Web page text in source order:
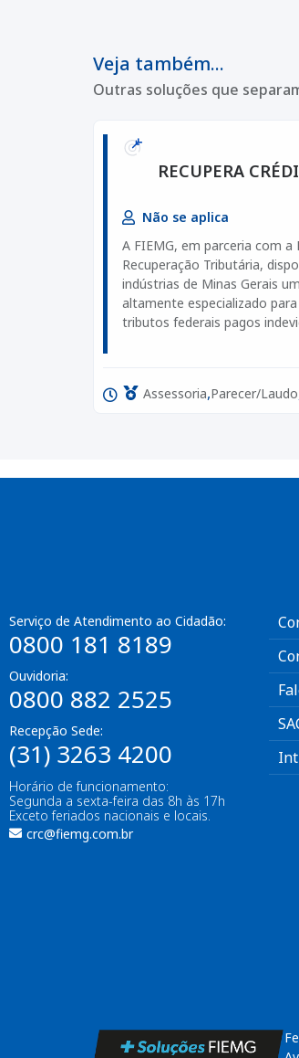
Veja também...
Outras soluções que
RECUPERA
Não se aplica
A FIEMG, em parceria com a
Recuperação Tributária,
indústrias de Minas Gerais
altamente especializado
tributos federais pagos
Assessoria,Parecer/Laudo
Serviço de Atendimento ao Cidadão:
0800 181 8189
Ouvidoria:
0800 882 2525
Recepção Sede:
(31) 3263 4200
Horário de funcionamento:
Segunda a sexta-feira das 8h às 17h
Exceto feriados nacionais e locais.
crc@fiemg.com.br